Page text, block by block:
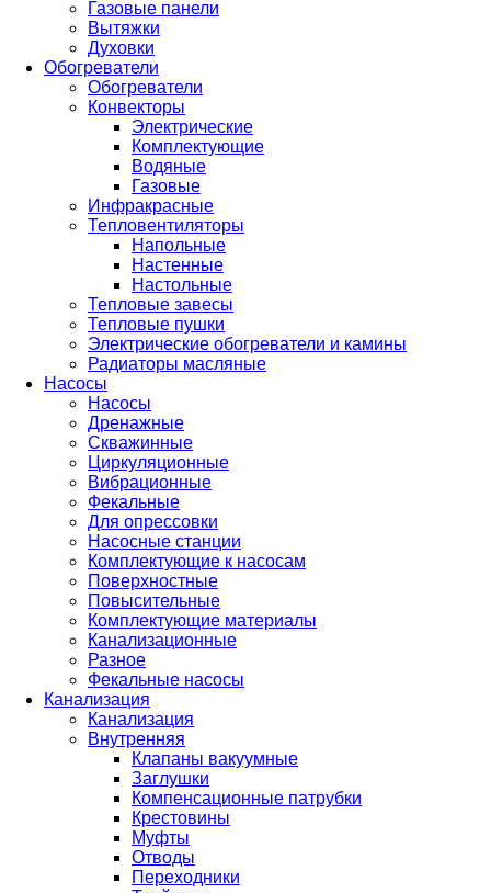
Газовые панели
Вытяжки
Духовки
Обогреватели
Обогреватели
Конвекторы
Электрические
Комплектующие
Водяные
Газовые
Инфракрасные
Тепловентиляторы
Напольные
Настенные
Настольные
Тепловые завесы
Тепловые пушки
Электрические обогреватели и камины
Радиаторы масляные
Насосы
Насосы
Дренажные
Скважинные
Циркуляционные
Вибрационные
Фекальные
Для опрессовки
Насосные станции
Комплектующие к насосам
Поверхностные
Повысительные
Комплектующие материалы
Канализационные
Разное
Фекальные насосы
Канализация
Канализация
Внутренняя
Клапаны вакуумные
Заглушки
Компенсационные патрубки
Крестовины
Муфты
Отводы
Переходники